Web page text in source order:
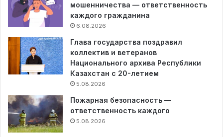
мошенничества — ответственность
каждого гражданина
6.08.2026
Глава государства поздравил
коллектив и ветеранов
Национального архива Республики
Казахстан с 20-летием
5.08.2026
Пожарная безопасность —
ответственность каждого
5.08.2026